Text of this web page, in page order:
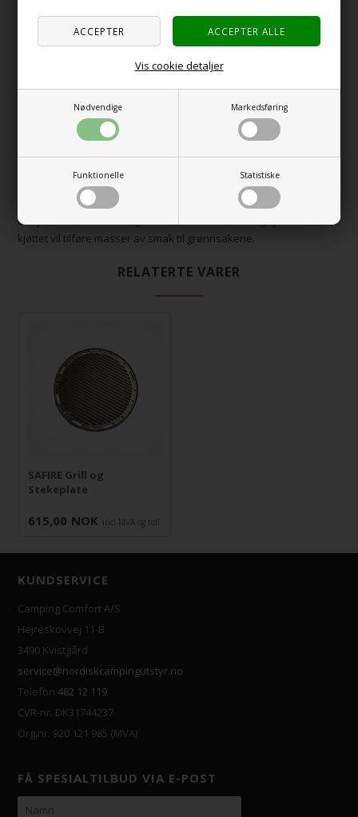
Nødvendige Markedsføring
Funktionelle Statistiske
Vis cookie detaljer
Smart Rotisserisett fra SAFIRE. Med dette settet kan du tilberede
stekt kjøtt og f.eks maiskolber uten at maden kommer i direkte
kontakt med platen. Rotisseriet svinger rundt og sørger dermed
Skal det grilles kjøtt med en høy fettprosent, kan det med fordel
plasseres en alubakke på platen nedenunder, evt. med vann eller
Kombiner evt. tilberedningen av grønnsaker med tilberedningen
av kjøttet: Put masse av grønnsaker i alubakken og kjøttsaften fra
kjøttet vil tilføre masser av smak til grønnsakene.
RELATERTE VARER
SAFIRE Grill og
Stekeplate
615,00 NOK incl MVA og toll
KUNDSERVICE
Camping Comfort A/S
Hejreskovvej 11-B
3490 Kvistgård
service@nordiskcampingutstyr.no
Telefon482 12 119
CVR-nr. DK31744237
Org.nr. 920 121 985 (MVA)
FÅ SPESIALTILBUD VIA E-POST